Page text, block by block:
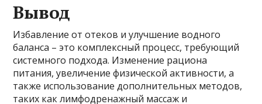
Вывод
Избавление от отеков и улучшение водного
баланса – это комплексный процесс, требующий
системного подхода. Изменение рациона
питания, увеличение физической активности, а
также использование дополнительных методов,
таких как лимфодренажный массаж и